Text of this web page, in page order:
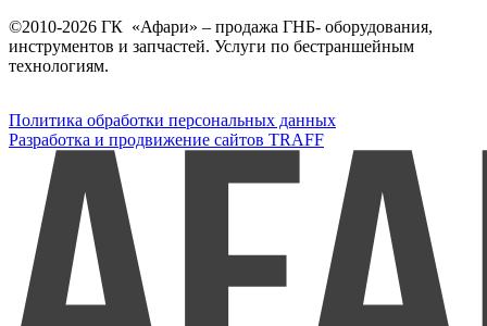
©2010-2026 ГК «Афари» – продажа ГНБ- оборудования,
инструментов и запчастей. Услуги по бестраншейным
технологиям.
Политика обработки персональных данных
Разработка и продвижение сайтов TRAFF